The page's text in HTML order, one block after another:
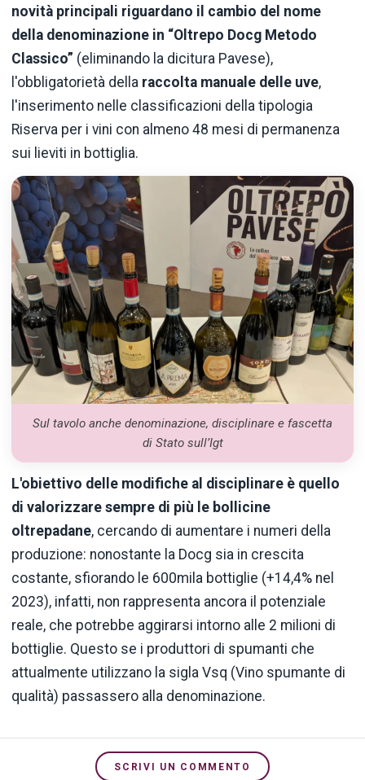
novità principali riguardano il cambio del nome
della denominazione in “Oltrepo Docg Metodo
Classico” (eliminando la dicitura Pavese),
l'obbligatorietà della raccolta manuale delle uve,
l'inserimento nelle classificazioni della tipologia
Riserva per i vini con almeno 48 mesi di permanenza
sui lieviti in bottiglia.
Sul tavolo anche denominazione, disciplinare e fascetta
di Stato sull’Igt
L'obiettivo delle modifiche al disciplinare è quello
di valorizzare sempre di più le bollicine
oltrepadane, cercando di aumentare i numeri della
produzione: nonostante la Docg sia in crescita
costante, sfiorando le 600mila bottiglie (+14,4% nel
2023), infatti, non rappresenta ancora il potenziale
reale, che potrebbe aggirarsi intorno alle 2 milioni di
bottiglie. Questo se i produttori di spumanti che
attualmente utilizzano la sigla Vsq (Vino spumante di
qualità) passassero alla denominazione.
SCRIVI UN COMMENTO